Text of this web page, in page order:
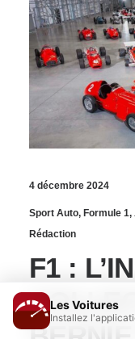
4 décembre 2024
Sport Auto, Formule 1,
Rédaction
F1 :
Les Voitures